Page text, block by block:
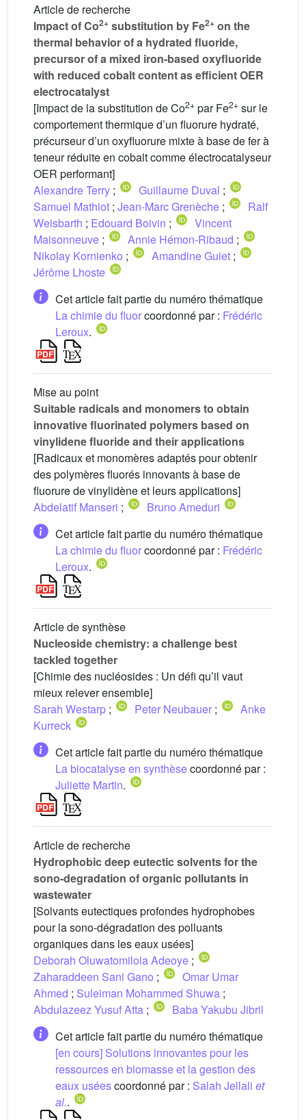
Article de recherche
Impact of Co2+ substitution by Fe2+ on the
thermal behavior of a hydrated fluoride,
precursor of a mixed iron-based oxyfluoride
with reduced cobalt content as efficient OER
electrocatalyst
[Impact de la substitution de Co2+ par Fe2+ sur le
comportement thermique d’un fluorure hydraté,
précurseur d’un oxyfluorure mixte à base de fer à
teneur réduite en cobalt comme électrocatalyseur
OER performant]
Alexandre Terry ; Guillaume Duval ;
Samuel Mathiot ; Jean-Marc Grenèche ;
Ralf
Weisbarth ; Edouard Boivin ;
Vincent
Maisonneuve ; Annie Hémon-Ribaud ;
Nikolay Kornienko ; Amandine Guiet ;
Jérôme Lhoste
Cet article fait partie du numéro thématique
La chimie du fluorcoordonné par : Frédéric
Leroux.
Mise au point
Suitable radicals and monomers to obtain
innovative fluorinated polymers based on
vinylidene fluoride and their applications
[Radicaux et monomères adaptés pour obtenir
des polymères fluorés innovants à base de
fluorure de vinylidène et leurs applications]
Abdelatif Manseri ;
Bruno Ameduri
Cet article fait partie du numéro thématique
La chimie du fluorcoordonné par : Frédéric
Leroux.
Article de synthèse
Nucleoside chemistry: a challenge best
tackled together
[Chimie des nucléosides : Un défi qu’il vaut
mieux relever ensemble]
Sarah Westarp ; Peter Neubauer ;
Anke
Kurreck
Cet article fait partie du numéro thématique
La biocatalyse en synthèsecoordonné par :
Juliette Martin.
Article de recherche
Hydrophobic deep eutectic solvents for the
sono-degradation of organic pollutants in
wastewater
[Solvants eutectiques profondes hydrophobes
pour la sono-dégradation des polluants
organiques dans les eaux usées]
Deborah Oluwatomilola Adeoye ;
Zaharaddeen Sani Gano ;
Omar Umar
Ahmed ; Suleiman Mohammed Shuwa ;
Abdulazeez Yusuf Atta ;
Baba Yakubu Jibril
Cet article fait partie du numéro thématique
[en cours] Solutions innovantes pour les
ressources en biomasse et la gestion des
eaux uséescoordonné par : Salah Jellali et
al..